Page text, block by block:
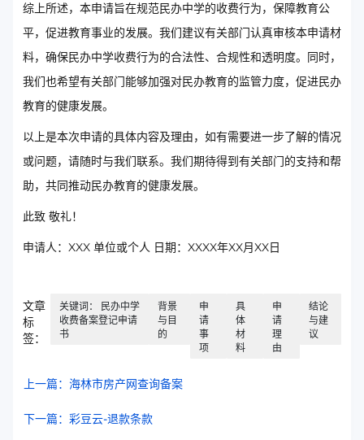
综上所述，本申请旨在规范民办中学的收费行为，保障教育公
平，促进教育事业的发展。我们建议有关部门认真审核本申请材
料，确保民办中学收费行为的合法性、合规性和透明度。同时，
我们也希望有关部门能够加强对民办教育的监管力度，促进民办
教育的健康发展。
以上是本次申请的具体内容及理由，如有需要进一步了解的情况
或问题，请随时与我们联系。我们期待得到有关部门的支持和帮
助，共同推动民办教育的健康发展。
此致 敬礼！
申请人：XXX 单位或个人 日期：XXXX年XX月XX日
文章
标
签：
关键词： 民办中学
收费备案登记申请
书
背景
与目
的
申
请
事
项
具
体
材
料
申
请
理
由
结论
与建
议
上一篇：海林市房产网查询备案
下一篇：彩豆云-退款条款